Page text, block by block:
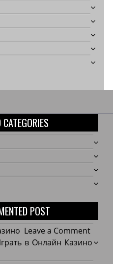
POST
Leave a Commenton
Пин
в Онлайн Казино